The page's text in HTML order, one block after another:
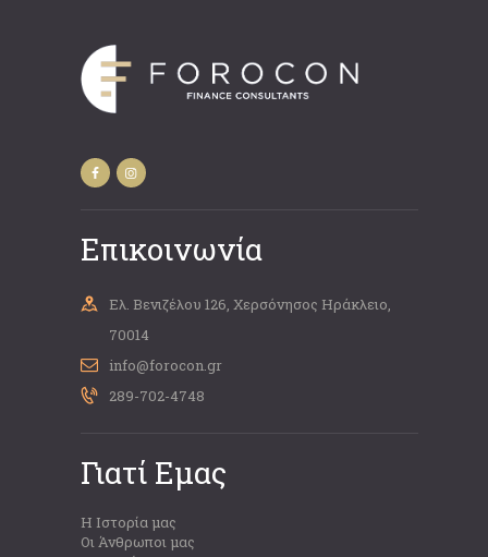
Επικοινωνία
Ελ. Βενιζέλου 126, Χερσόνησος Ηράκλειο,
70014
info@forocon.gr
289-702-4748
Γιατί Εμας
Η Ιστορία μας
Οι Άνθρωποι μας